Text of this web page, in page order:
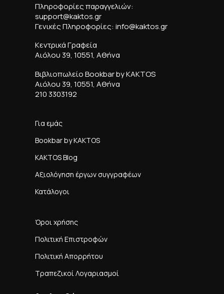
Πληροφορίες παραγγελιών:
support@kaktos.gr
Γενικές Πληροφορίες: info@kaktos.gr
Κεντρικά Γραφεία
Αιόλου 39, 10551, Αθήνα
Βιβλιοπωλείο Bookbar by KAKTOS
Αιόλου 39, 10551, Αθήνα
210 3303192
Για εμάς
Bookbar by KAKTOS
KAKTOS Blog
Αξιολόγηση έργων συγγραφέων
Κατάλογοι
Όροι χρήσης
Πολιτική Επιστροφών
Πολιτική Απορρήτου
Τραπεζικοί Λογαριασμοί